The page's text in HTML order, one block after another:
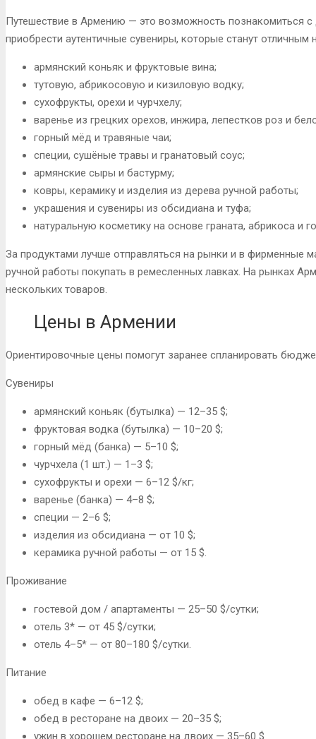
Путешествие в Армению — это возможность познакомиться с
приобрести аутентичные сувениры, которые станут
армянский коньяк и фруктовые вина;
тутовую, абрикосовую и кизиловую водку;
сухофрукты, орехи и чурчхелу;
варенье из грецких орехов, инжира, лепестков роз и
горный мёд и травяные чаи;
специи, сушёные травы и гранатовый соус;
армянские сыры и бастурму;
ковры, керамику и изделия из дерева ручной работы;
украшения и сувениры из обсидиана и туфа;
натуральную косметику на основе граната, абрикоса и
За продуктами лучше отправляться на рынки и в фирменные
ручной работы покупать в ремесленных лавках. На рынках
нескольких товаров.
Цены в Армении
Ориентировочные цены помогут заранее спланировать
Сувениры
армянский коньяк (бутылка) — 12–35 $;
фруктовая водка (бутылка) — 10–20 $;
горный мёд (банка) — 5–10 $;
чурчхела (1 шт.) — 1–3 $;
сухофрукты и орехи — 6–12 $/кг;
варенье (банка) — 4–8 $;
специи — 2–6 $;
изделия из обсидиана — от 10 $;
керамика ручной работы — от 15 $.
Проживание
гостевой дом / апартаменты — 25–50 $/сутки;
отель 3* — от 45 $/сутки;
отель 4–5* — от 80–180 $/сутки.
Питание
обед в кафе — 6–12 $;
обед в ресторане на двоих — 20–35 $;
ужин в хорошем ресторане на двоих — 35–60 $.